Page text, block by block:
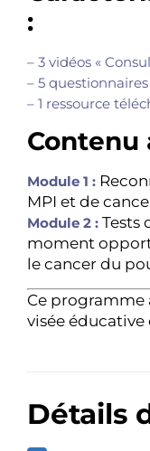
:
– 3 vidéos «
– 5
– 1 ressource
Contenu
Module 1 :
MPI et de
Module 2 : Tests
moment
le cancer du
Ce programme
visée
Détails